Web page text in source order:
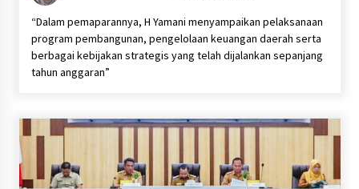
“Dalam pemaparannya, H Yamani menyampaikan pelaksanaan
program pembangunan, pengelolaan keuangan daerah serta
berbagai kebijakan strategis yang telah dijalankan sepanjang
tahun anggaran”